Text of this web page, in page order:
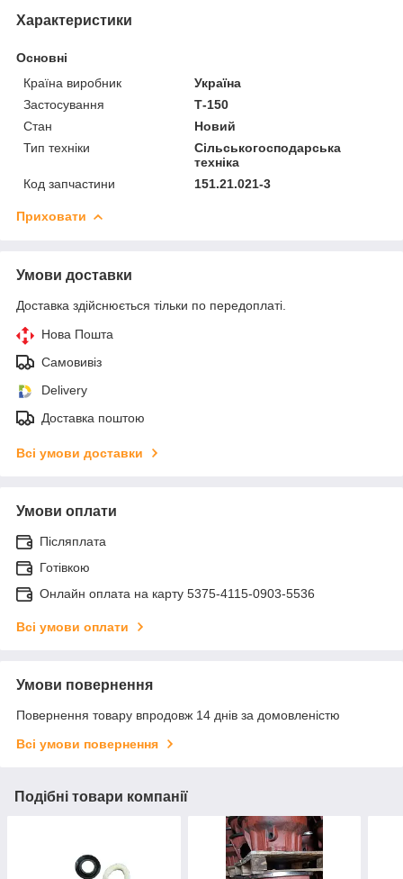
Характеристики
Основні
Країна виробник
Україна
Застосування
Т-150
Стан
Новий
Тип техніки
Сільськогосподарська
техніка
Код запчастини
151.21.021-3
Приховати
Умови доставки
Доставка здійснюється тільки по передоплаті.
Нова Пошта
Самовивіз
Delivery
Доставка поштою
Всі умови доставки
Умови оплати
Післяплата
Готівкою
Онлайн оплата на карту 5375-4115-0903-5536
Всі умови оплати
Умови повернення
Повернення товару впродовж 14 днів за домовленістю
Всі умови повернення
Подібні товари компанії